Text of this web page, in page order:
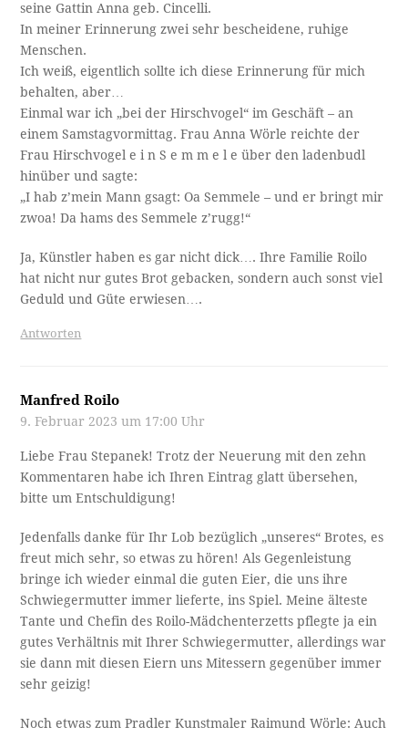
seine Gattin Anna geb. Cincelli.
In meiner Erinnerung zwei sehr bescheidene, ruhige
Menschen.
Ich weiß, eigentlich sollte ich diese Erinnerung für mich
behalten, aber…
Einmal war ich „bei der Hirschvogel“ im Geschäft – an
einem Samstagvormittag. Frau Anna Wörle reichte der
Frau Hirschvogel e i n S e m m e l e über den ladenbudl
hinüber und sagte:
„I hab z’mein Mann gsagt: Oa Semmele – und er bringt mir
zwoa! Da hams des Semmele z’rugg!“
Ja, Künstler haben es gar nicht dick…. Ihre Familie Roilo
hat nicht nur gutes Brot gebacken, sondern auch sonst viel
Geduld und Güte erwiesen….
Antworten
Manfred Roilo
9. Februar 2023 um 17:00 Uhr
Liebe Frau Stepanek! Trotz der Neuerung mit den zehn
Kommentaren habe ich Ihren Eintrag glatt übersehen,
bitte um Entschuldigung!
Jedenfalls danke für Ihr Lob bezüglich „unseres“ Brotes, es
freut mich sehr, so etwas zu hören! Als Gegenleistung
bringe ich wieder einmal die guten Eier, die uns ihre
Schwiegermutter immer lieferte, ins Spiel. Meine älteste
Tante und Chefin des Roilo-Mädchenterzetts pflegte ja ein
gutes Verhältnis mit Ihrer Schwiegermutter, allerdings war
sie dann mit diesen Eiern uns Mitessern gegenüber immer
sehr geizig!
Noch etwas zum Pradler Kunstmaler Raimund Wörle: Auch